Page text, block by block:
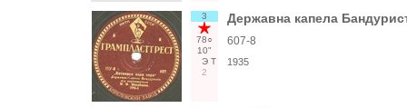
3
78○
10"
Э Т
2
Державна капела
607-8
1935